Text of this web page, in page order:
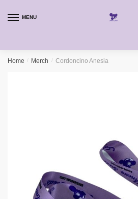
MENU
Home / Merch / Cordoncino Anesia